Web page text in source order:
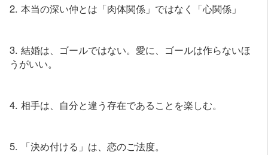
2. 本当の深い仲とは「肉体関係」ではなく「心関係」
3. 結婚は、ゴールではない。愛に、ゴールは作らないほ
うがいい。
4. 相手は、自分と違う存在であることを楽しむ。
5. 「決め付ける」は、恋のご法度。